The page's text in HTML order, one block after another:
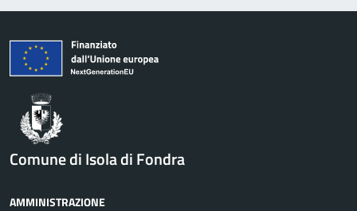
Comune di Isola di Fondra
AMMINISTRAZIONE